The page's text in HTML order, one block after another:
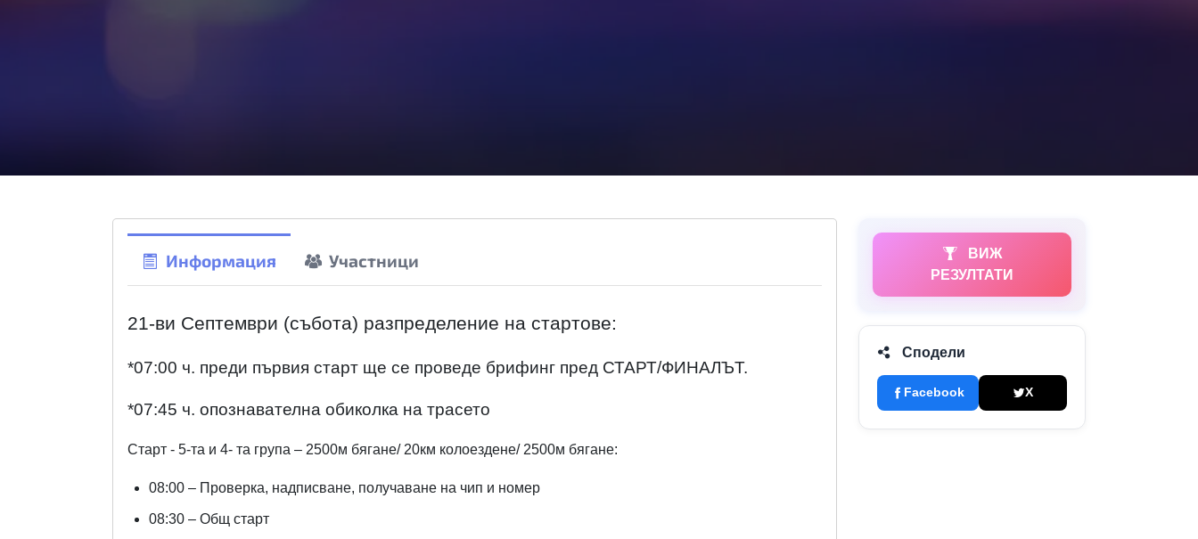
Информация Участници
21-ви Септември (събота) разпределение на стартове:
*07:00 ч. преди първия старт ще се проведе брифинг пред СТАРТ/ФИНАЛЪТ.
*07:45 ч. опознавателна обиколка на трасето
Старт - 5-та и 4- та група – 2500м бягане/ 20км колоездене/ 2500м бягане:
08:00 – Проверка, надписване, получаване на чип и номер
08:30 – Общ старт
ВИЖ
РЕЗУЛТАТИ
Сподели
Facebook X